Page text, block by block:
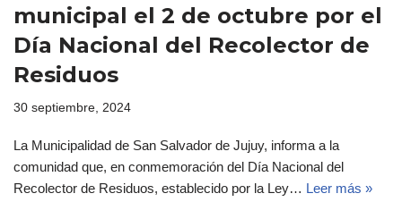
municipal el 2 de octubre por el
Día Nacional del Recolector de
Residuos
30 septiembre, 2024
La Municipalidad de San Salvador de Jujuy, informa a la
comunidad que, en conmemoración del Día Nacional del
Recolector de Residuos, establecido por la Ley… Leer más »